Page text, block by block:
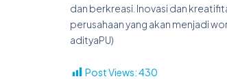
dan berkreasi. Inovasi dan
perusahaan yang akan menjadi
adityaPU)
Post Views:430